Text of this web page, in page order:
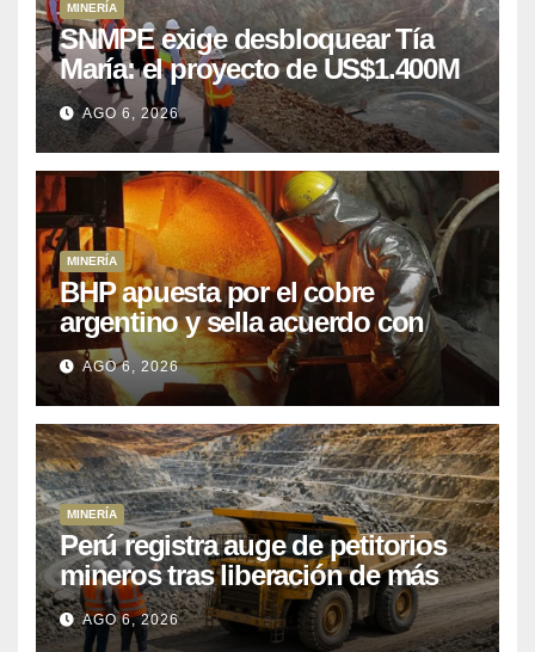
MINERÍA
SNMPE exige desbloquear Tía
María: el proyecto de US$1.400M
que Perú lleva 15 años
posponiendo
AGO 6, 2026
MINERÍA
BHP apuesta por el cobre
argentino y sella acuerdo con
Kobrea para siete proyecto
AGO 6, 2026
MINERÍA
Perú registra auge de petitorios
mineros tras liberación de más
de mil concesiones para explorar
cobre y oro
AGO 6, 2026